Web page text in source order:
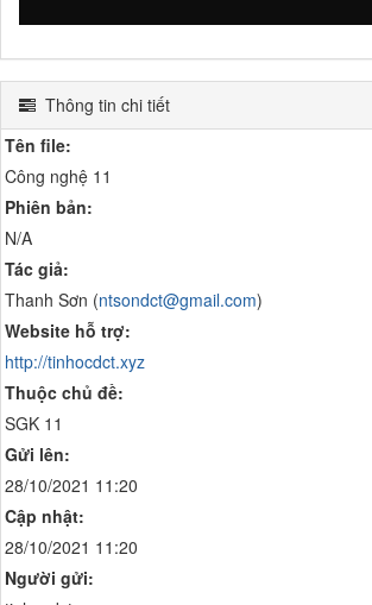
Thông tin chi tiết
Tên file:
Công nghệ 11
Phiên bản:
N/A
Tác giả:
Thanh Sơn (ntsondct@gmail.com)
Website hỗ trợ:
http://tinhocdct.xyz
Thuộc chủ đề:
SGK 11
Gửi lên:
28/10/2021 11:20
Cập nhật:
28/10/2021 11:20
Người gửi: